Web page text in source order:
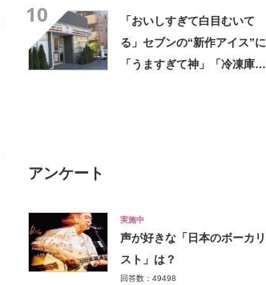
10
「おいしすぎて白目むいて
る」セブンの“新作アイス”に
「うますぎて神」「冷凍庫に
アンケート
実施中
声が好きな「日本のボーカリ
スト」は？
回答数：49498